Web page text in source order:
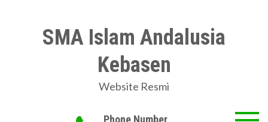
SMA Islam Andalusia
Kebasen
Website Resmi
Phone Number